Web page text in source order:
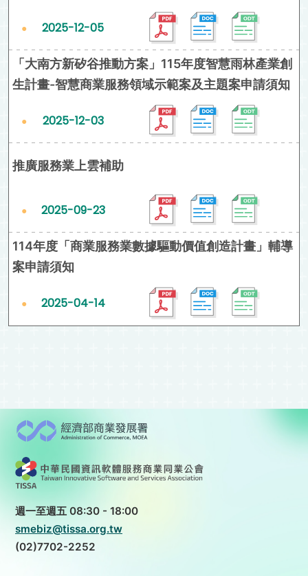
2025-12-05
2025-12-03
「大南方新矽谷推動方案」115年度智慧雨林產業創
生計畫-智慧商業服務領域示範案及主題案申請須知
2025-09-23
推廣服務業上雲補助
2025-04-14
114年度「商業服務業數據驅動價值創造計畫」輔導
案申請須知
週一至週五 08:30 - 18:00
smebiz@tissa.org.tw
(02)7702-2252